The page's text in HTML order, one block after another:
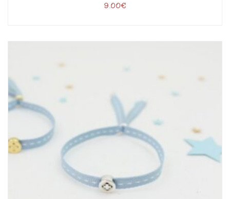
9.00€